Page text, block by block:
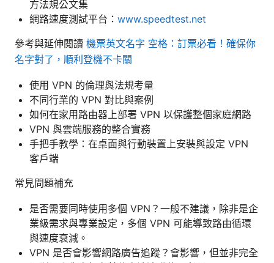
方法規公文集
網路速度測試平台： www.speedtest.net
參考與延伸閱讀 機票英文名字 空格：訂票必看！確保你
名字對了，順利登機不卡關
使用 VPN 的倫理與法規考量
不同行業的 VPN 對比與案例
如何在家用路由器上部署 VPN 以保護整個家庭網路
VPN 與雲端服務的整合實務
手把手教學：在桌面與行動裝置上安裝與設定 VPN
客戶端
常見問題補充
是否需要同時使用多個 VPN？一般不建議，除非是企
業級需求與專業設定，多個 VPN 可能導致路由循環
與速度衰減。
VPN 是否會影響網路廣告追蹤？會影響，但並非完全